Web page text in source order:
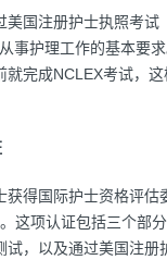
美国注册护士执照考试
事护理工作的基本要
就完成NCLEX考试，
获得国际护士资格评估
。这项认证包括三个部
，以及通过美国注册